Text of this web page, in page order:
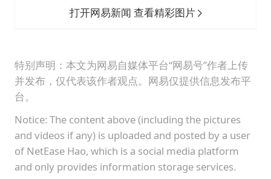
打开网易新闻 查看精彩图片
特别声明：本文为网易自媒体平台“网易号”作者上传
并发布，仅代表该作者观点。网易仅提供信息发布平
台。
Notice: The content above (including the pictures
and videos if any) is uploaded and posted by a user
of NetEase Hao, which is a social media platform
and only provides information storage services.